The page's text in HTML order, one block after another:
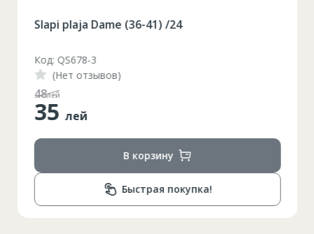
Slapi plaja Dame (36-41) /24
Код: QS678-3
(Нет отзывов)
48лей
35 лей
В корзину
Быстрая покупка!